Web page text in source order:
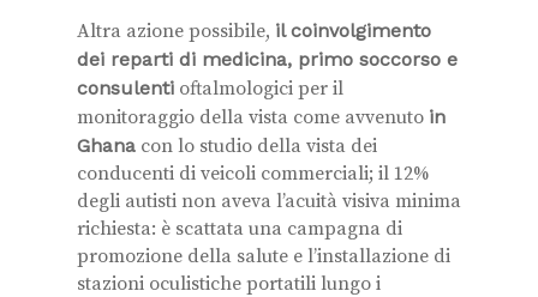
Altra azione possibile, il coinvolgimento
dei reparti di medicina, primo soccorso e
consulenti oftalmologici per il
monitoraggio della vista come avvenuto in
Ghana con lo studio della vista dei
conducenti di veicoli commerciali; il 12%
degli autisti non aveva l’acuità visiva minima
richiesta: è scattata una campagna di
promozione della salute e l’installazione di
stazioni oculistiche portatili lungo i